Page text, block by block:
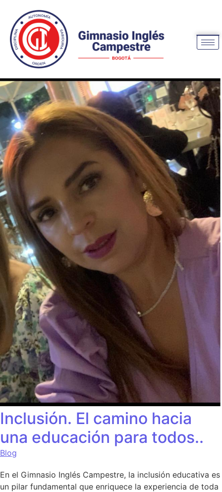
Inclusión. El camino hacia
una educación para todos..
Blog
En el Gimnasio Inglés Campestre, la inclusión educativa es
un pilar fundamental que enriquece la experiencia de toda